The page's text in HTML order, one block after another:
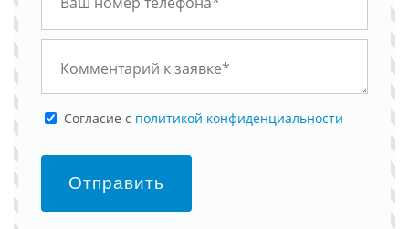
Cогласие с политикой конфиденциальности
Отправить